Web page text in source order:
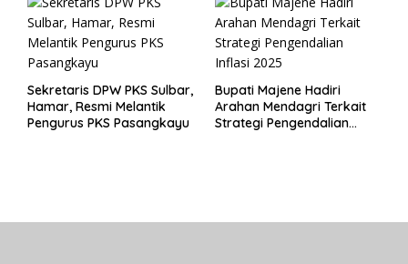
Sekretaris DPW PKS Sulbar,
Hamar, Resmi Melantik
Pengurus PKS Pasangkayu
Bupati Majene Hadiri
Arahan Mendagri Terkait
Strategi Pengendalian